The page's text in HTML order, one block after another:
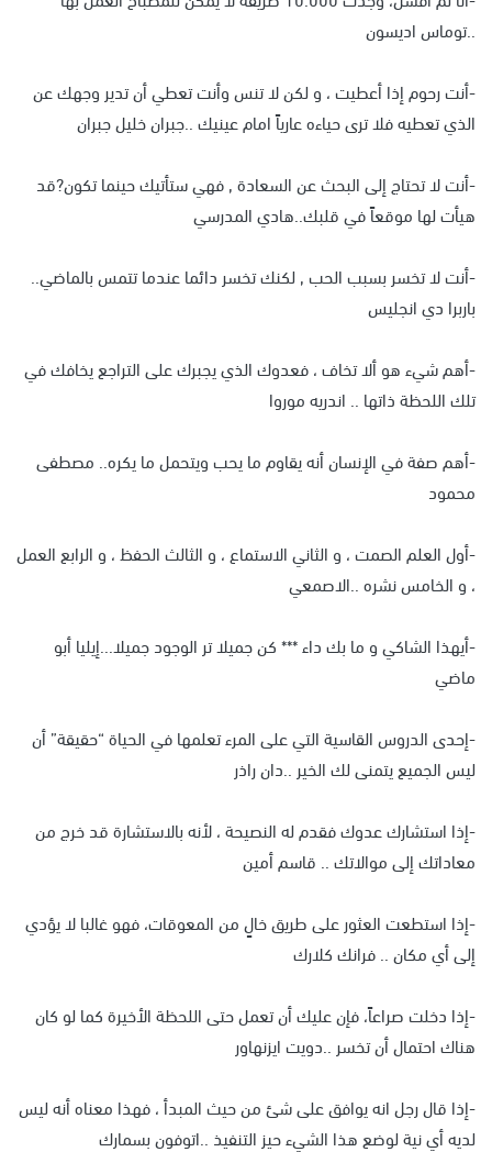
..توماس اديسون
-أنت رحوم إذا أعطيت ، و لكن لا تنس وأنت تعطي أن تدير وجهك عن
الذي تعطيه فلا ترى حياءه عارياً امام عينيك ..جبران خليل جبران
-أنت لا تحتاج إلى البحث عن السعادة , فهي ستأتيك حينما تكون?قد
هيأت لها موقعاً في قلبك..هادي المدرسي
-أنت لا تخسر بسبب الحب , لكنك تخسر دائما عندما تتمس بالماضي..
باربرا دي انجليس
-أهم شيء هو ألا تخاف ، فعدوك الذي يجبرك على التراجع يخافك في
تلك اللحظة ذاتها .. اندريه موروا
-أهم صفة في الإنسان أنه يقاوم ما يحب ويتحمل ما يكره.. مصطفى
محمود
-أول العلم الصمت ، و الثاني الاستماع ، و الثالث الحفظ ، و الرابع العمل
، و الخامس نشره ..الاصمعي
-أيهذا الشاكي و ما بك داء *** كن جميلا تر الوجود جميلا...إيليا أبو
ماضي
-إحدى الدروس القاسية التي على المرء تعلمها في الحياة “حقيقة” أن
ليس الجميع يتمنى لك الخير ..دان راذر
-إذا استشارك عدوك فقدم له النصيحة ، لأنه بالاستشارة قد خرج من
معاداتك إلى موالاتك .. قاسم أمين
-إذا استطعت العثور على طريق خالٍ من المعوقات، فهو غالبا لا يؤدي
إلى أي مكان .. فرانك كلارك
-إذا دخلت صراعاً، فإن عليك أن تعمل حتى اللحظة الأخيرة كما لو كان
هناك احتمال أن تخسر ..دويت ايزنهاور
-إذا قال رجل انه يوافق على شئ من حيث المبدأ ، فهذا معناه أنه ليس
لديه أي نية لوضع هذا الشيء حيز التنفيذ ..اتوفون بسمارك